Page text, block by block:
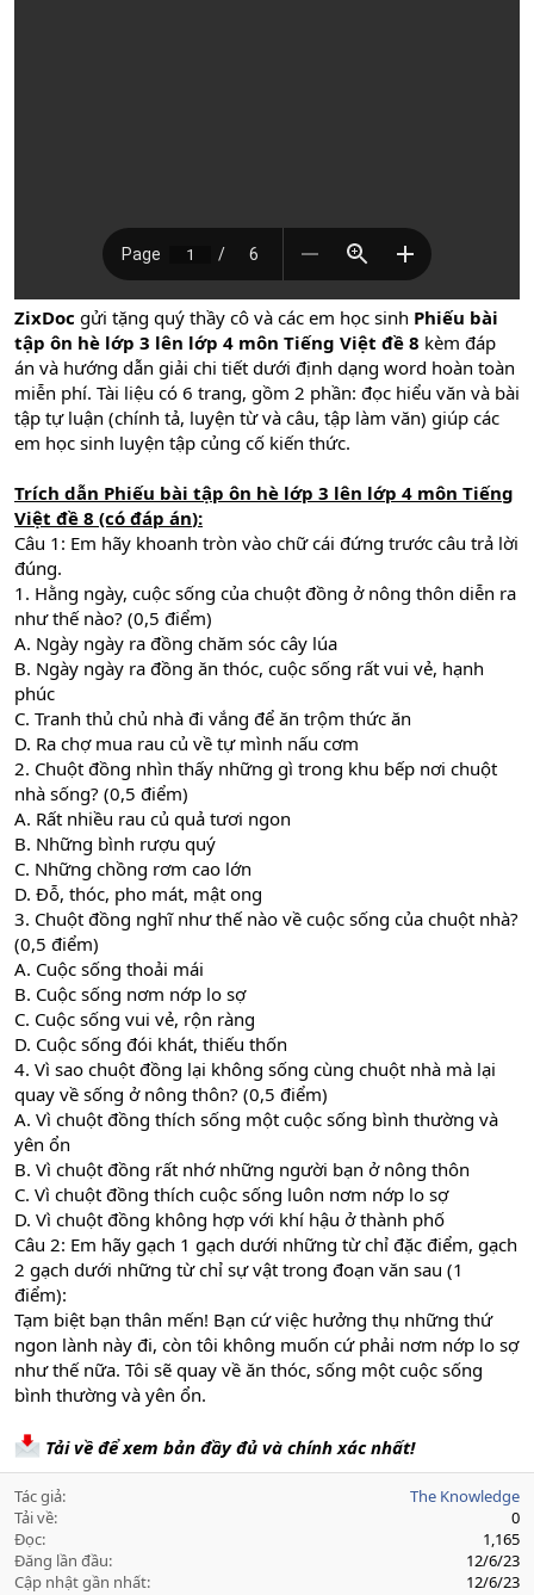
ZixDoc gửi tặng quý thầy cô và các em học sinh Phiếu bài
tập ôn hè lớp 3 lên lớp 4 môn Tiếng Việt đề 8 kèm đáp
án và hướng dẫn giải chi tiết dưới định dạng word hoàn toàn
miễn phí. Tài liệu có 6 trang, gồm 2 phần: đọc hiểu văn và bài
tập tự luận (chính tả, luyện từ và câu, tập làm văn) giúp các
em học sinh luyện tập củng cố kiến thức.
Trích dẫn Phiếu bài tập ôn hè lớp 3 lên lớp 4 môn Tiếng
Việt đề 8 (có đáp án):
Câu 1: Em hãy khoanh tròn vào chữ cái đứng trước câu trả lời
đúng.
1. Hằng ngày, cuộc sống của chuột đồng ở nông thôn diễn ra
như thế nào? (0,5 điểm)
A. Ngày ngày ra đồng chăm sóc cây lúa
B. Ngày ngày ra đồng ăn thóc, cuộc sống rất vui vẻ, hạnh
phúc
C. Tranh thủ chủ nhà đi vắng để ăn trộm thức ăn
D. Ra chợ mua rau củ về tự mình nấu cơm
2. Chuột đồng nhìn thấy những gì trong khu bếp nơi chuột
nhà sống? (0,5 điểm)
A. Rất nhiều rau củ quả tươi ngon
B. Những bình rượu quý
C. Những chồng rơm cao lớn
D. Đỗ, thóc, pho mát, mật ong
3. Chuột đồng nghĩ như thế nào về cuộc sống của chuột nhà?
(0,5 điểm)
A. Cuộc sống thoải mái
B. Cuộc sống nơm nớp lo sợ
C. Cuộc sống vui vẻ, rộn ràng
D. Cuộc sống đói khát, thiếu thốn
4. Vì sao chuột đồng lại không sống cùng chuột nhà mà lại
quay về sống ở nông thôn? (0,5 điểm)
A. Vì chuột đồng thích sống một cuộc sống bình thường và
yên ổn
B. Vì chuột đồng rất nhớ những người bạn ở nông thôn
C. Vì chuột đồng thích cuộc sống luôn nơm nớp lo sợ
D. Vì chuột đồng không hợp với khí hậu ở thành phố
Câu 2: Em hãy gạch 1 gạch dưới những từ chỉ đặc điểm, gạch
2 gạch dưới những từ chỉ sự vật trong đoạn văn sau (1
điểm):
Tạm biệt bạn thân mến! Bạn cứ việc hưởng thụ những thứ
ngon lành này đi, còn tôi không muốn cứ phải nơm nớp lo sợ
như thế nữa. Tôi sẽ quay về ăn thóc, sống một cuộc sống
bình thường và yên ổn.
Tải về để xem bản đầy đủ và chính xác nhất!
Tác giả
The Knowledge
Tải về
0
Đọc
1,165
Đăng lần đầu
12/6/23
Cập nhật gần nhất
12/6/23